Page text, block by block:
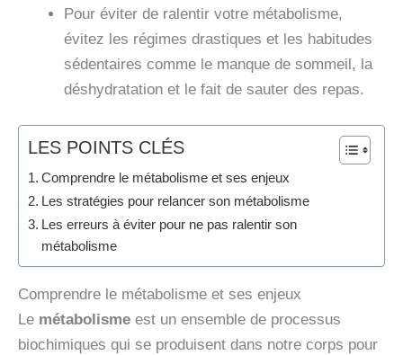
Pour éviter de ralentir votre métabolisme,
évitez les régimes drastiques et les habitudes
sédentaires comme le manque de sommeil, la
déshydratation et le fait de sauter des repas.
LES POINTS CLÉS
Comprendre le métabolisme et ses enjeux
Les stratégies pour relancer son métabolisme
Les erreurs à éviter pour ne pas ralentir son
métabolisme
Comprendre le métabolisme et ses enjeux
Le métabolisme est un ensemble de processus
biochimiques qui se produisent dans notre corps pour